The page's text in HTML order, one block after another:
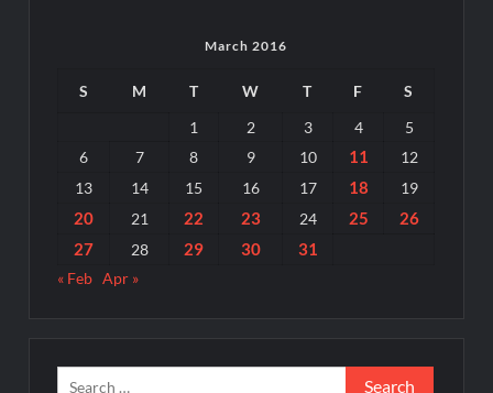
March 2016
S M T W T F
S
1
2 3 4
5
6
7 8 9 10 11
12
13
14 15 16 17 18 19
20 21 22 23 24 25
26
27
28 29 30 31
« Feb Apr »
Search